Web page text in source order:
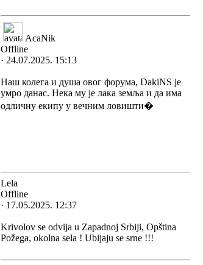
AcaNik
Offline
· 24.07.2025. 15:13
Наш колега и душа овог форума, DakiNS је
умро данас. Нека му је лака земља и да има
одличну екипу у вечним ловишти�
Lela
Offline
· 17.05.2025. 12:37
Krivolov se odvija u Zapadnoj Srbiji, Opština
Požega, okolna sela ! Ubijaju se srne !!!